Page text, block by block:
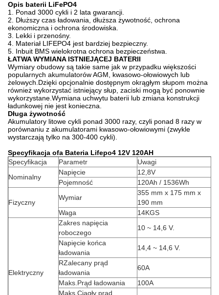
Opis baterii LiFePO4
1. Ponad 3000 cykli i 2 lata gwarancji.
2. Dłuższy czas ładowania, dłuższa żywotność, ochrona
ekonomiczna i ochrona środowiska.
3. Lekki i przenośny.
4. Materiał LIFEPO4 jest bardziej bezpieczny.
5. Inbuit BMS wielokrotna ochrona bezpieczeństwa.
ŁATWA WYMIANA ISTNIEJĄCEJ BATERII
Wymiary obudowy są takie same jak w przypadku większości
popularnych akumulatorów AGM, kwasowo-ołowiowych lub
żelowych.Dzięki opcjonalnie dostępnym okrągłym słupom można
również wykorzystać istniejący słup, zaciski mogą być ponownie
wykorzystane.Wymiana uchwytu baterii lub zmiana konstrukcji
ładunkowej nie jest konieczna.
Długa żywotność
Akumulatory litowe cykli ponad 3000 razy, czyli ponad 8 razy w
porównaniu z akumulatorami kwasowo-ołowiowymi (zwykle
wystarczają tylko na 300-400 cykli).
Specyfikacja ofa Bateria Lifepo4 12V 120AH
Specyfikacja
Parametr
Uwagi
Nominalny
Napięcie
12,8V
Pojemność
120Ah / 1536Wh
Fizyczny
Wymiar
355 mm x 175 mm x
190 mm
Waga
14KGS
Elektryczny
Zakres napięcia
roboczego
10 ~ 14,6 V.
Napięcie końca
ładowania
14,4 ~ 14,6 V.
RZalecany prąd
ładowania
60A
Maks.Prąd ładowania
100A
Maks.Ciągły prąd